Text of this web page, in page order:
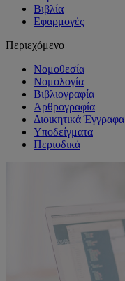
Βιβλία
Εφαρμογές
Περιεχόμενο
Νομοθεσία
Νομολογία
Βιβλιογραφία
Αρθρογραφία
Διοικητικά Έγγραφα
Υποδείγματα
Περιοδικά